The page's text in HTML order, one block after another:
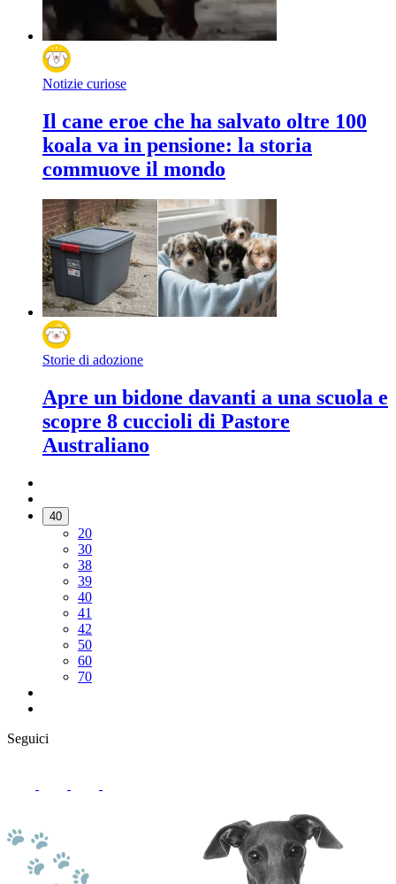
Notizie curiose
Il cane eroe che ha salvato oltre 100
koala va in pensione: la storia
commuove il mondo
Storie di adozione
Apre un bidone davanti a una scuola e
scopre 8 cuccioli di Pastore
Australiano
40
20
30
38
39
40
41
42
50
60
70
Seguici